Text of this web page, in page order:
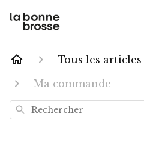
Tous les articles
Ma commande
Rechercher